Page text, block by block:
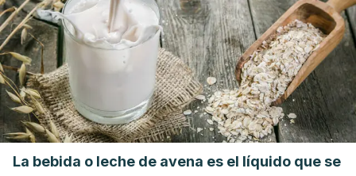
La bebida o leche de avena es el líquido que se